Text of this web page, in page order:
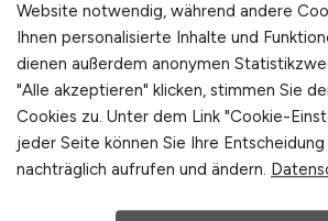
Arbeitgeber Kontakt
Karrierenetzwerk
Website notwendig, während andere
Ihnen personalisierte Inhalte und
dienen außerdem anonymen
"Alle akzeptieren" klicken, stimmen Sie
Cookies zu. Unter dem Link "Cookie-
jeder Seite können Sie Ihre
nachträglich aufrufen und ändern.